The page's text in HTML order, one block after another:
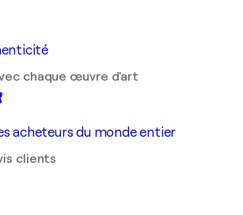
chaque œuvre d'art
acheteurs du monde entier
clients